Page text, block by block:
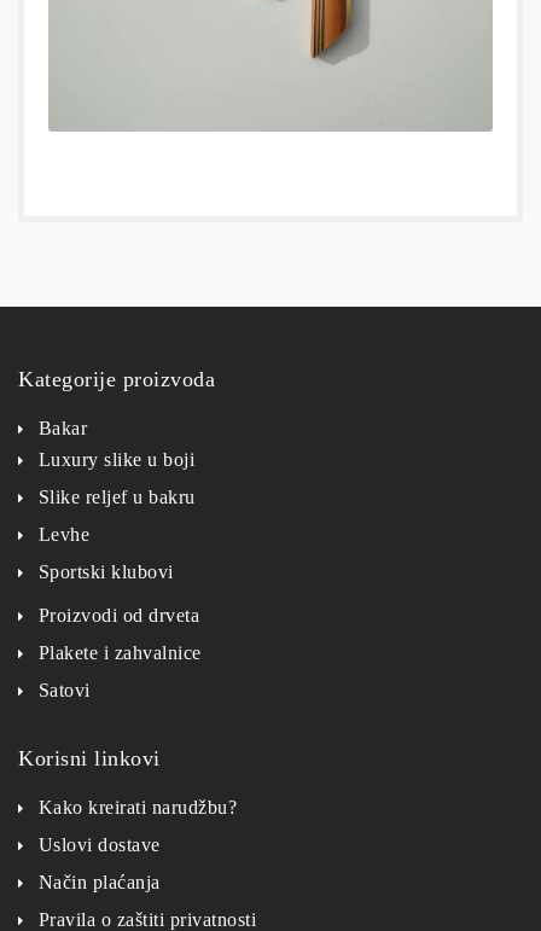
Kategorije proizvoda
Bakar
Luxury slike u boji
Slike reljef u bakru
Levhe
Sportski klubovi
Proizvodi od drveta
Plakete i zahvalnice
Satovi
Korisni linkovi
Kako kreirati narudžbu?
Uslovi dostave
Način plaćanja
Pravila o zaštiti privatnosti